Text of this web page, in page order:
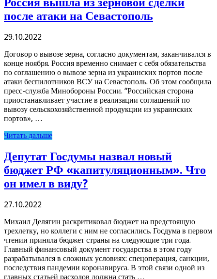
после атаки на Севастополь
29.10.2022
Договор о вывозе зерна, согласно документам, заканчивался в
конце ноября. Россия временно снимает с себя обязательства
по соглашению о вывозе зерна из украинских портов после
атаки беспилотников ВСУ на Севастополь. Об этом сообщила
пресс-служба Минобороны России. “Российская сторона
приостанавливает участие в реализации соглашений по
вывозу сельскохозяйственной продукции из украинских
портов», …
Читать дальше
Депутат Госдумы назвал новый
бюджет РФ «капитуляционным». Что
он имел в виду?
27.10.2022
Михаил Делягин раскритиковал бюджет на предстоящую
трехлетку, но коллеги с ним не согласились. Госдума в первом
чтении приняла бюджет страны на следующие три года.
Главный финансовый документ государства в этом году
разрабатывался в сложных условиях: спецоперация, санкции,
последствия пандемии коронавируса. В этой связи одной из
главных статьей расходов должна стать …